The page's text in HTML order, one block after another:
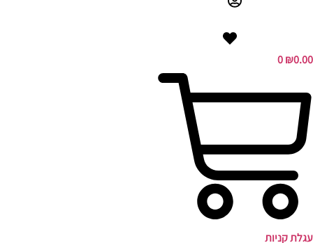
₪0.00
0
עגלת קניות